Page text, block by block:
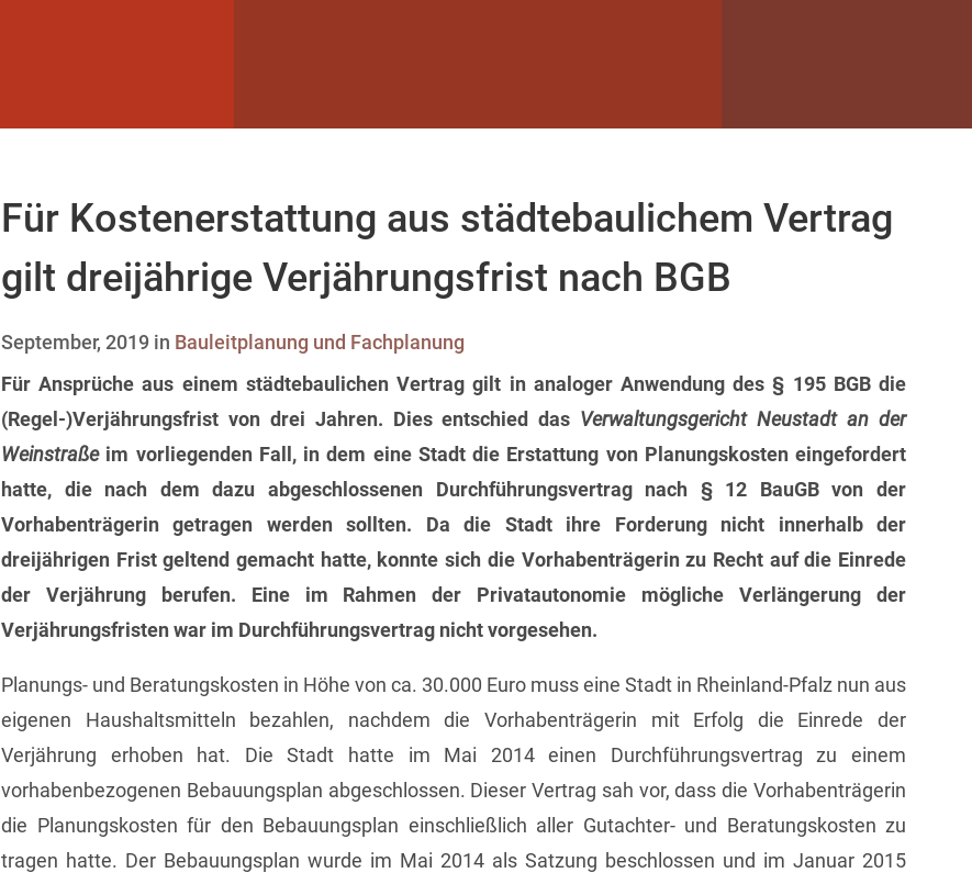
Für Kostenerstattung aus städtebaulichem Vertrag
gilt dreijährige Verjährungsfrist nach BGB
September, 2019 in Bauleitplanung und Fachplanung
Für Ansprüche aus einem städtebaulichen Vertrag gilt in analoger Anwendung des § 195 BGB die
(Regel-)Verjährungsfrist von drei Jahren. Dies entschied das Verwaltungsgericht Neustadt an der
Weinstraßeim vorliegenden Fall, in dem eine Stadt die Erstattung von Planungskosten eingefordert
hatte, die nach dem dazu abgeschlossenen Durchführungsvertrag nach § 12 BauGB von der
Vorhabenträgerin getragen werden sollten. Da die Stadt ihre Forderung nicht innerhalb der
dreijährigen Frist geltend gemacht hatte, konnte sich die Vorhabenträgerin zu Recht auf die Einrede
der Verjährung berufen. Eine im Rahmen der Privatautonomie mögliche Verlängerung der
Verjährungsfristen war im Durchführungsvertrag nicht vorgesehen.
Planungs- und Beratungskosten in Höhe von ca. 30.000 Euro muss eine Stadt in Rheinland-Pfalz nun aus
eigenen Haushaltsmitteln bezahlen, nachdem die Vorhabenträgerin mit Erfolg die Einrede der
Verjährung erhoben hat. Die Stadt hatte im Mai 2014 einen Durchführungsvertrag zu einem
vorhabenbezogenen Bebauungsplan abgeschlossen. Dieser Vertrag sah vor, dass die Vorhabenträgerin
die Planungskosten für den Bebauungsplan einschließlich aller Gutachter- und Beratungskosten zu
tragen hatte. Der Bebauungsplan wurde im Mai 2014 als Satzung beschlossen und im Januar 2015